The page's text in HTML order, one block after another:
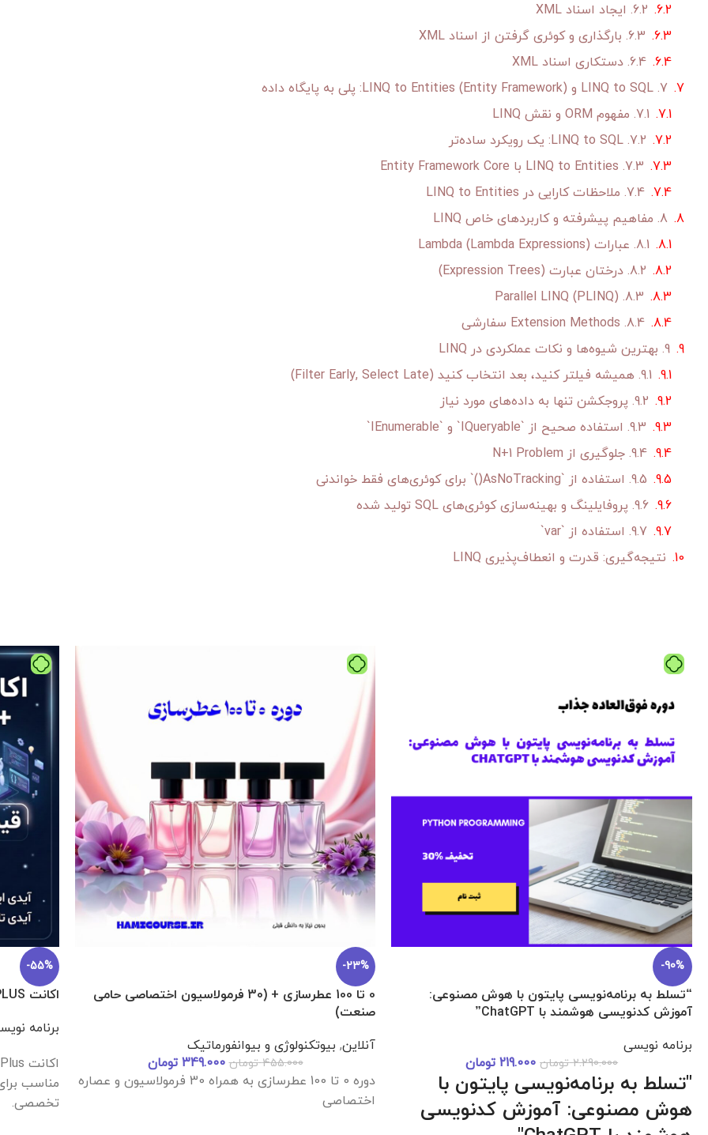
6.2. ایجاد اسناد XML
6.3. بارگذاری و کوئری گرفتن از اسناد XML
6.4. دستکاری اسناد XML
7. LINQ to SQL و LINQ to Entities (Entity Framework): پلی به پایگاه داده
7.1. مفهوم ORM و نقش LINQ
7.2. LINQ to SQL: یک رویکرد ساده‌تر
7.3. LINQ to Entities با Entity Framework Core
7.4. ملاحظات کارایی در LINQ to Entities
8. مفاهیم پیشرفته و کاربردهای خاص LINQ
8.1. عبارات Lambda (Lambda Expressions)
8.2. درختان عبارت (Expression Trees)
8.3. Parallel LINQ (PLINQ)
8.4. Extension Methods سفارشی
9. بهترین شیوه‌ها و نکات عملکردی در LINQ
9.1. همیشه فیلتر کنید، بعد انتخاب کنید (Filter Early, Select Late)
9.2. پروجکشن تنها به داده‌های مورد نیاز
9.3. استفاده صحیح از `IQueryable` و `IEnumerable`
9.4. جلوگیری از N+1 Problem
9.5. استفاده از `AsNoTracking()` برای کوئری‌های فقط خواندنی
9.6. پروفایلینگ و بهینه‌سازی کوئری‌های SQL تولید شده
9.7. استفاده از `var`
نتیجه‌گیری: قدرت و انعطاف‌پذیری LINQ
اکانت Gemini Pro هیجده ماهه اختصاصی تضمینی
برنامه نویسی
1.299.000 تومان –
378.900 تومان
پشتیبانی کامل در Hami_Course (hamicourse.ir)
-36%
برنامه نویسی
دوره جامع
همکاری